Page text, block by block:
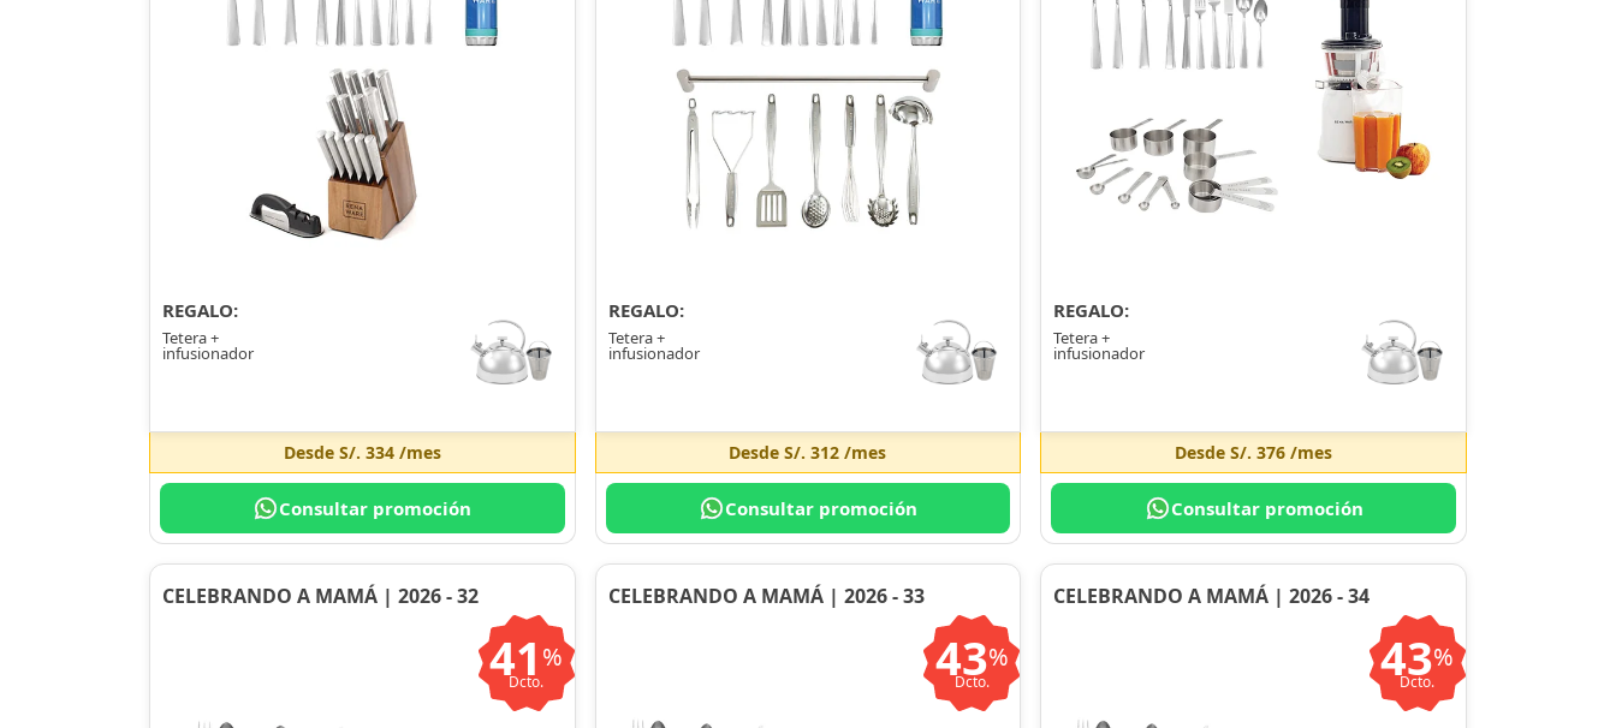
REGALO:
Tetera +
infusionador
Desde S/. 334/mes
Consultar promoción
REGALO:
Tetera +
infusionador
DesdeS/. 312 /mes
Consultar promoción
REGALO:
Tetera +
infusionador
DesdeS/. 376 /mes
Consultar promoción
CELEBRANDO A MAMÁ | 2026 - 32
41 %
Dcto.
CELEBRANDO A MAMÁ | 2026 - 33
43%
Dcto.
CELEBRANDO A MAMÁ | 2026 - 34
43%
Dcto.